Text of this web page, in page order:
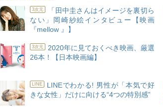
3次元
「田中圭さんはイメージを裏切ら
ない」岡崎紗絵インタビュー【映画
『mellow 』】
3次元
2020年に見ておくべき映画、厳選
26本！【日本映画編】
LINE
LINEでわかる! 男性が「本気で好
きな女性」だけに向ける“4つの特別感”